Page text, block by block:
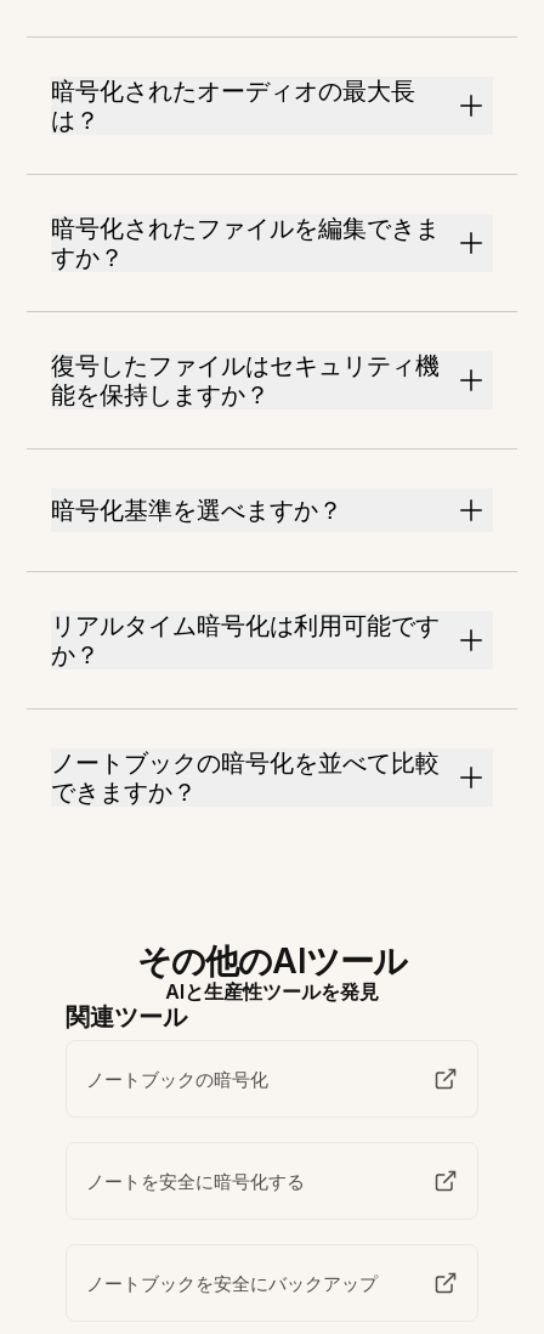
暗号化されたオーディオの最大長
は？
暗号化されたファイルを編集できま
すか？
復号したファイルはセキュリティ機
能を保持しますか？
暗号化基準を選べますか？
リアルタイム暗号化は利用可能です
か？
ノートブックの暗号化を並べて比較
できますか？
その他のAIツール
AIと生産性ツールを発見
関連ツール
ノートブックの暗号化
ノートを安全に暗号化する
ノートブックを安全にバックアップ